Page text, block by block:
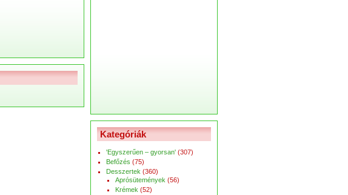
Kategóriák
'Egyszerűen – gyorsan' (307)
Befőzés (75)
Desszertek (360)
Aprósütemények (56)
Krémek (52)